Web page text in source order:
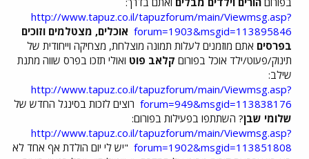
http://www.tapuz.co.il/tapuzforum/main/Viewmsg.asp?
forum=1903&msgid=113895846 אוכלים, מצטלמים וזוכים
בפרסים אתם מוזמנים לעלות תמונה מוצלחת, מצחיקה וייחודית של
תינוק/פעוט/ילד אוכל בפורום קלאב פוט ואולי תזכו בפרס שווה מתנת
שילב:
http://www.tapuz.co.il/tapuzforum/main/Viewmsg.asp?
forum=949&msgid=113838176 רוצים לזכות בסינגל החדש של
שלומי שבן? השתתפו בפעילות בפורום:
http://www.tapuz.co.il/tapuzforum/main/Viewmsg.asp?
forum=1902&msgid=113851808 "יש לי יום הולדת אף אחד לא